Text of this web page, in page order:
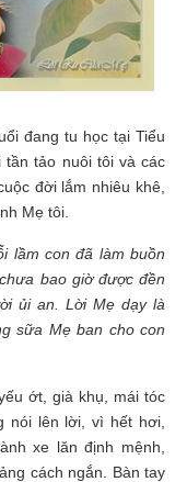
đang tu học tại Tiểu
tần tảo nuôi tôi và các
đời lắm nhiêu khê,
Mẹ tôi.
lầm con đã làm buồn
bao giờ được đền
ủi an. Lời Mẹ dạy là
sữa Mẹ ban cho con
ớt, già khụ, mái tóc
nói lên lời, vì hết hơi,
xe lăn định mệnh,
cách ngắn. Bàn tay